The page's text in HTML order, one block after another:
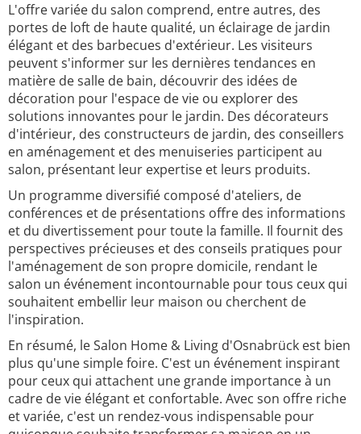
L'offre variée du salon comprend, entre autres, des
portes de loft de haute qualité, un éclairage de jardin
élégant et des barbecues d'extérieur. Les visiteurs
peuvent s'informer sur les dernières tendances en
matière de salle de bain, découvrir des idées de
décoration pour l'espace de vie ou explorer des
solutions innovantes pour le jardin. Des décorateurs
d'intérieur, des constructeurs de jardin, des conseillers
en aménagement et des menuiseries participent au
salon, présentant leur expertise et leurs produits.
Un programme diversifié composé d'ateliers, de
conférences et de présentations offre des informations
et du divertissement pour toute la famille. Il fournit des
perspectives précieuses et des conseils pratiques pour
l'aménagement de son propre domicile, rendant le
salon un événement incontournable pour tous ceux qui
souhaitent embellir leur maison ou cherchent de
l'inspiration.
En résumé, le Salon Home & Living d'Osnabrück est bien
plus qu'une simple foire. C'est un événement inspirant
pour ceux qui attachent une grande importance à un
cadre de vie élégant et confortable. Avec son offre riche
et variée, c'est un rendez-vous indispensable pour